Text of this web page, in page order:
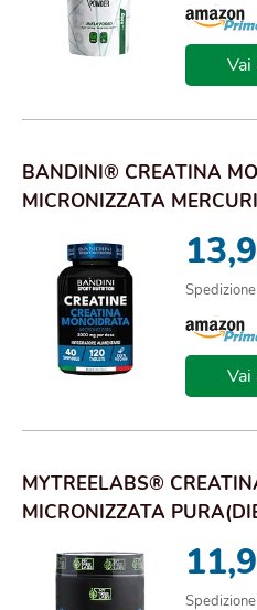
Vai
BANDINI® CREATINA
MICRONIZZATA
Vai
MYTREELABS®
MICRONIZZATA